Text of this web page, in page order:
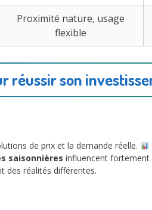
Proximité nature, usage
flexible
réussir son
de prix et la demande réelle.
saisonnières influencent fortement
des réalités différentes.